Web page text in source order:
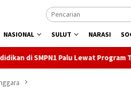
NASIONAL SULUT NARASI
Lewat Program TJSL